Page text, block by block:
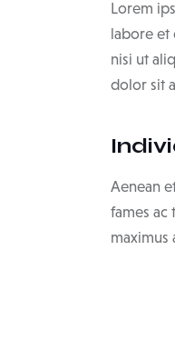
Lorem
labore et
nisi ut
dolor sit
Aenean
fames ac
maximus